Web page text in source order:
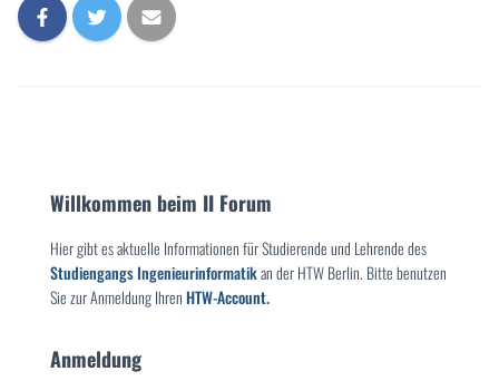
Willkommen beim II Forum
Hier gibt es aktuelle Informationen für Studierende und Lehrende des
Studiengangs Ingenieurinformatikan der HTW Berlin. Bitte benutzen
Sie zur Anmeldung IhrenHTW-Account.
Anmeldung